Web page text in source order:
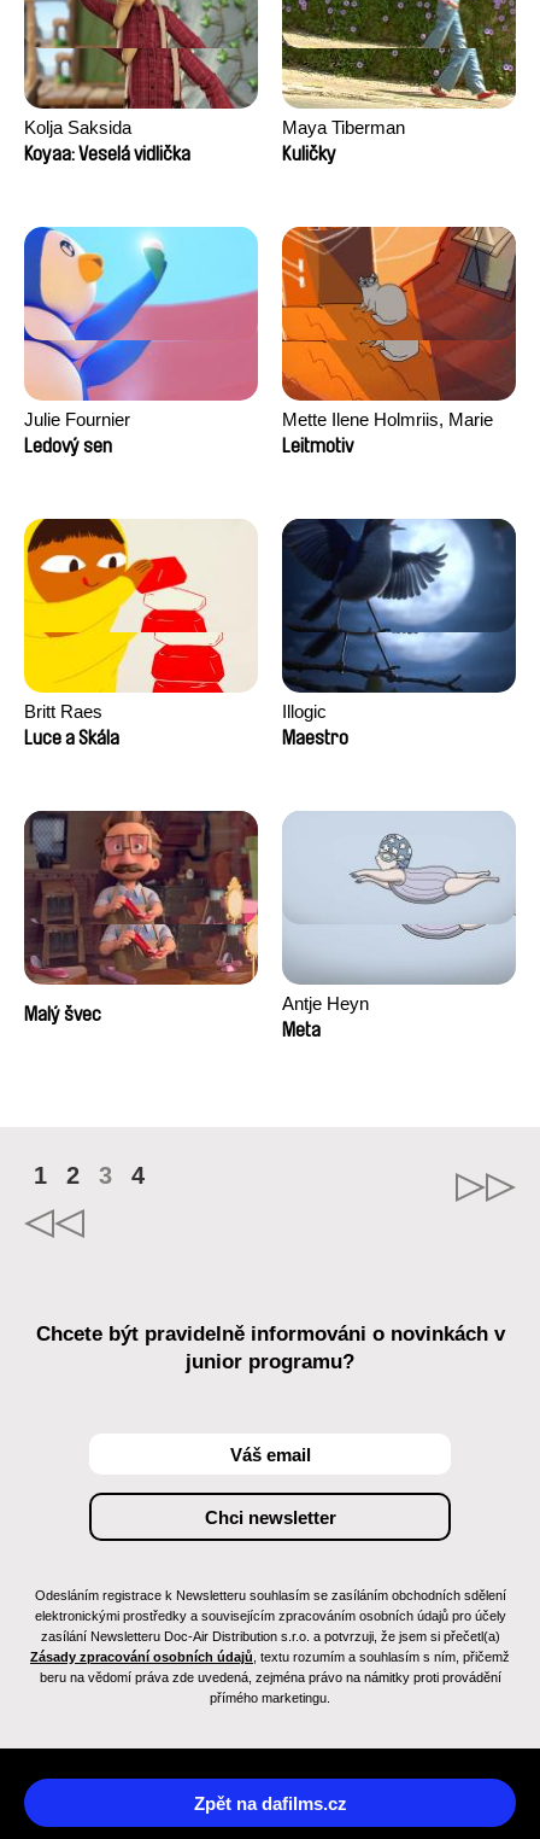
Kolja Saksida
Koyaa: Veselá vidlička
Maya Tiberman
Kuličky
Julie Fournier
Ledový sen
Mette Ilene Holmriis, Marie
Jørgensen, Jeanette
Leitmotiv
Britt Raes
Luce a Skála
Illogic
Maestro
Malý švec
Antje Heyn
Meta
1 2 3 4
Chcete být pravidelně informováni o novinkách v
junior programu?
Odesláním registrace k Newsletteru souhlasím se zasíláním obchodních sdělení
elektronickými prostředky a souvisejícím zpracováním osobních údajů pro účely
zasílání Newsletteru Doc-Air Distribution s.r.o. a potvrzuji, že jsem si přečetl(a)
Zásady zpracování osobních údajů , textu rozumím a souhlasím s ním, přičemž
beru na vědomí práva zde uvedená, zejména právo na námitky proti provádění
přímého marketingu.
Zpět na dafilms.cz